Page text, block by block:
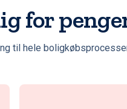
for
til hele